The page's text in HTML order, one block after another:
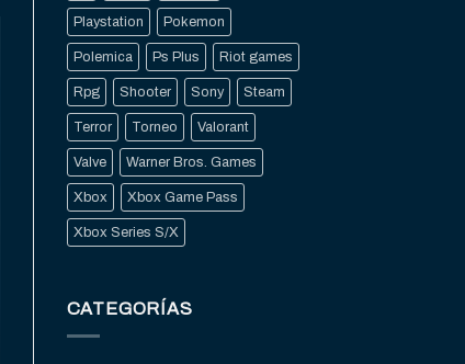
Playstation Pokemon
Polemica Ps Plus Riot games
Rpg Shooter Sony Steam
Terror Torneo Valorant
Valve Warner Bros. Games
Xbox Xbox Game Pass
Xbox Series S/X
CATEGORÍAS